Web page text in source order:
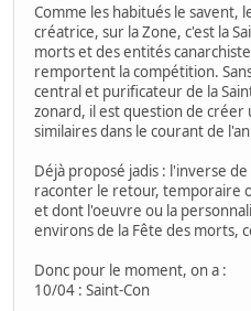
Comme les habitués le savent,
créatrice, sur la Zone, c'est la
morts et des entités
remportent la compétition.
central et purificateur de la
zonard, il est question de
similaires dans le courant de
Déjà proposé jadis : l'inverse de
raconter le retour, temporaire
et dont l'oeuvre ou la
environs de la Fête des morts,
Donc pour le moment, on a :
10/04 : Saint-Con